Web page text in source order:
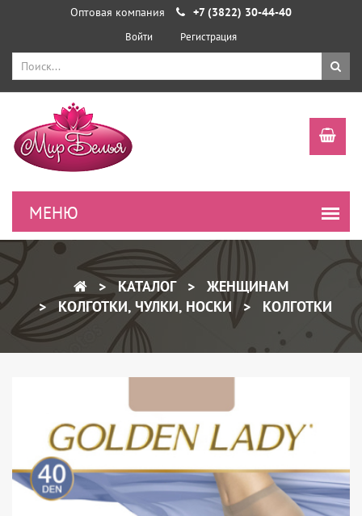
Оптовая компания +7 (3822) 30-44-40
Войти Регистрация
КАТАЛОГ
ЖЕНЩИНАМ
КОЛГОТКИ, ЧУЛКИ, НОСКИ
КОЛГОТКИ